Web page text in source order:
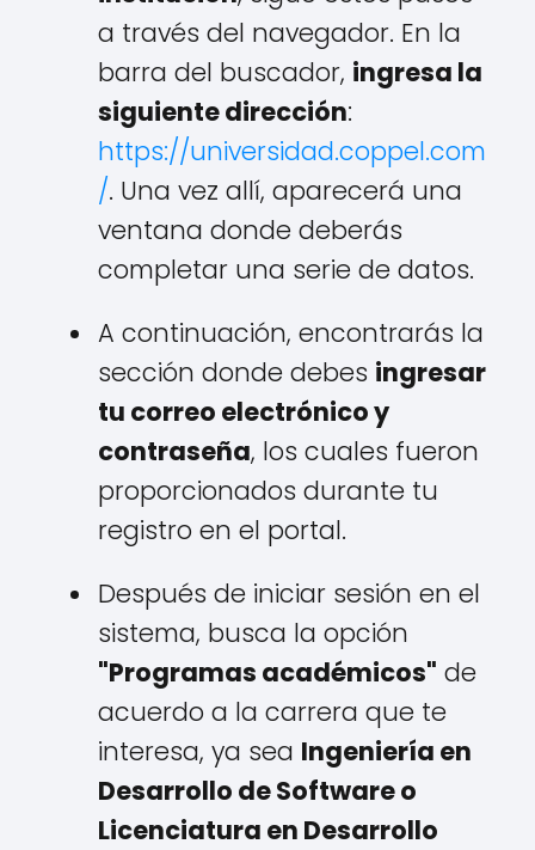
a través del navegador. En la
barra del buscador, ingresa la
siguiente dirección:
https://universidad.coppel.com
/. Una vez allí, aparecerá una
ventana donde deberás
completar una serie de datos.
A continuación, encontrarás la
sección donde debes ingresar
tu correo electrónico y
contraseña, los cuales fueron
proporcionados durante tu
registro en el portal.
Después de iniciar sesión en el
sistema, busca la opción
"Programas académicos" de
acuerdo a la carrera que te
interesa, ya sea Ingeniería en
Desarrollo de Software o
Licenciatura en Desarrollo